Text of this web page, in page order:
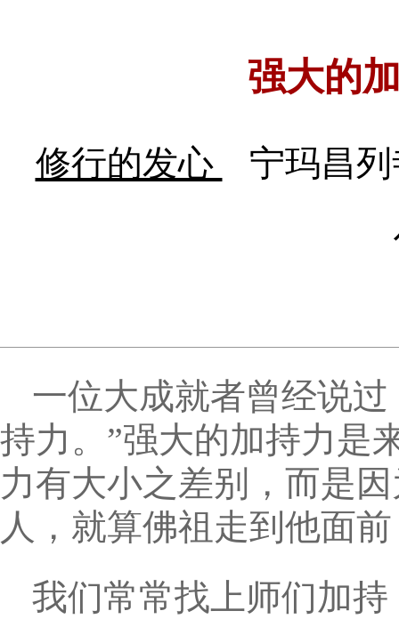
强大的
修行的发心
宁玛昌
一位大成就者曾经说
持力。”强大的加持力是
力有大小之差别，而是
人，就算佛祖走到他面
我们常常找上师们加